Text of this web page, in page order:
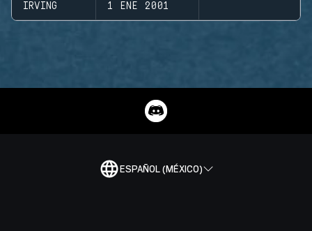
IRVING 1 ENE 2001
ESPAÑOL (MÉXICO)